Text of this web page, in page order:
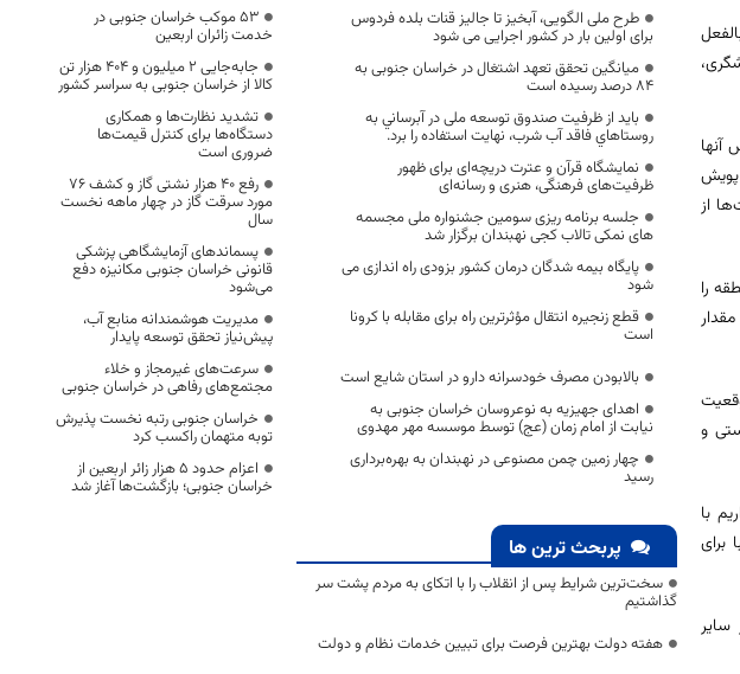
آنها
پویش
از
را
و
با
برای
سایر
طرح ملی الگویی، آبخیز تا جالیز قنات بلده فردوس
برای اولین بار در کشور اجرایی می شود
میانگین تحقق تعهد اشتغال در خراسان جنوبی به
۸۴ درصد رسیده است
باید از ظرفیت صندوق توسعه ملی در آبرساني به
روستاهاي فاقد آب شرب، نهايت استفاده را برد.
نمایشگاه‌ قرآن و عترت دریچه‌ای برای ظهور
ظرفیت‌های فرهنگی، هنری و رسانه‌ای
جلسه برنامه ریزی سومین جشنواره ملی مجسمه
های نمکی تالاب کجی نهبندان برگزار شد
پایگاه بیمه شدگان درمان کشور بزودی راه اندازی می
شود
قطع زنجیره‌ انتقال مؤثرترین راه برای مقابله با کرونا
است
بالابودن مصرف خودسرانه دارو در استان شایع است
اهدای جهیزیه به نوعروسان خراسان جنوبی به
نیابت از امام زمان (عج) توسط موسسه مهر مهدوی
چهار زمین چمن مصنوعی در نهبندان به بهره‌برداری
رسید
پربحث ترین ها
سخت‌ترین شرایط پس از انقلاب را با اتکای به مردم پشت سر
گذاشتیم
هفته دولت بهترین فرصت برای تبیین خدمات نظام و دولت
53 موکب خراسان جنوبی در
خدمت زائران اربعین
جابه‌جایی 2 میلیون و 404 هزار تن
کالا از خراسان جنوبی به سراسر کشور
تشدید نظارت‌ها و همکاری
دستگاه‌ها برای کنترل قیمت‌ها
ضروری است
رفع 40 هزار نشتی گاز و کشف 76
مورد سرقت گاز در چهار ماهه نخست
سال
پسماندهای آزمایشگاهی پزشکی
قانونی خراسان جنوبی مکانیزه دفع
می‌شود
مدیریت هوشمندانه منابع آب،
پیش‌نیاز تحقق توسعه پایدار
سرعت‌های غیرمجاز و خلاء
مجتمع‌های رفاهی در خراسان جنوبی
خراسان جنوبی رتبه نخست پذیرش
توبه متهمان راکسب کرد
اعزام حدود 5 هزار زائر اربعین از
خراسان جنوبی؛ بازگشت‌ها آغاز شد